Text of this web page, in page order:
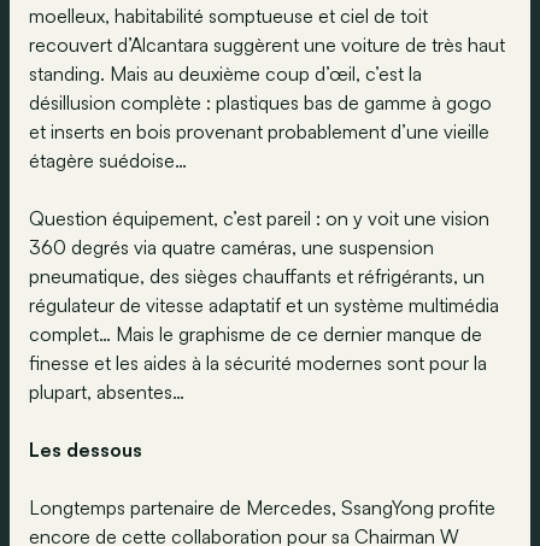
moelleux, habitabilité somptueuse et ciel de toit
recouvert d’Alcantara suggèrent une voiture de très haut
standing. Mais au deuxième coup d’œil, c’est la
désillusion complète : plastiques bas de gamme à gogo
et inserts en bois provenant probablement d’une vieille
étagère suédoise…
Question équipement, c’est pareil : on y voit une vision
360 degrés via quatre caméras, une suspension
pneumatique, des sièges chauffants et réfrigérants, un
régulateur de vitesse adaptatif et un système multimédia
complet… Mais le graphisme de ce dernier manque de
finesse et les aides à la sécurité modernes sont pour la
plupart, absentes…
Les dessous
Longtemps partenaire de Mercedes, SsangYong profite
encore de cette collaboration pour sa Chairman W